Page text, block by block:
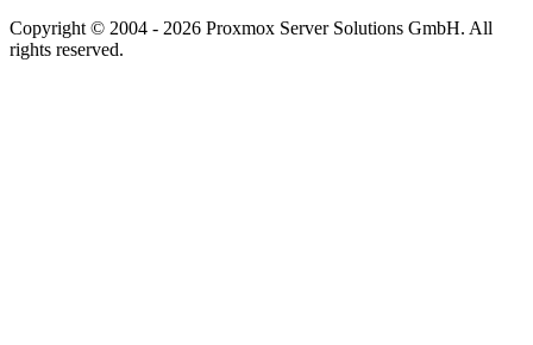
Copyright © 2004 - 2026 Proxmox Server Solutions GmbH. All
rights reserved.